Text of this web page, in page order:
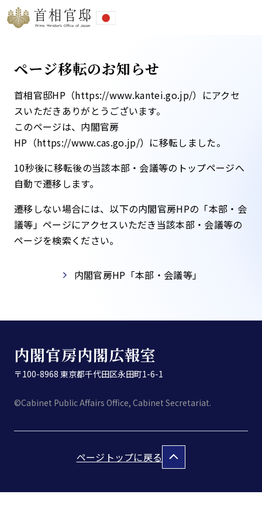
ページ移転のお知らせ
首相官邸HP（https://www.kantei.go.jp/）にアクセ
スいただきありがとうございます。
このページは、内閣官房
HP（https://www.cas.go.jp/）に移転しました。​
10秒後に移転後の当該本部・会議等のトップページへ
自動で遷移します。​
遷移しない場合には、以下の内閣官房HPの「本部・会
議等」ページにアクセスいただき当該本部・会議等の
ページを検索ください。​
内閣官房HP「本部・会議等」​
内閣官房内閣広報室
〒100-8968 東京都千代田区永田町1-6-1
©Cabinet Public Affairs Office, Cabinet Secretariat.
ページトップに戻る